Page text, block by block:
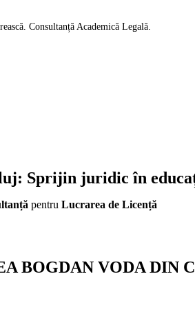
Consultanță Academică Legală.
Sprijin juridic în
pentru Lucrarea de Licență
BOGDAN VODA DIN